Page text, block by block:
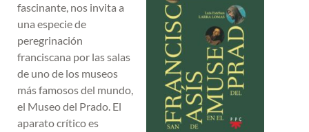
fascinante, nos invita a
una especie de
peregrinación
franciscana por las salas
de uno de los museos
más famosos del mundo,
el Museo del Prado. El
aparato crítico es